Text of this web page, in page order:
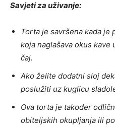
Savjeti za uživanje:
Torta je savršena kada je
koja naglašava okus
čaj.
Ako želite dodatni sloj
poslužiti uz kuglicu
Ova torta je također
obiteljskih okupljanja ili